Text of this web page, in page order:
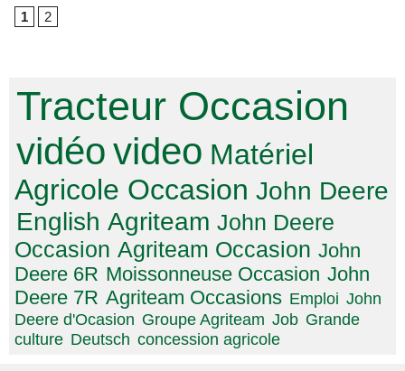
1
2
Tracteur Occasion
vidéovideo Matériel
Agricole Occasion John Deere
English Agriteam John Deere
Occasion Agriteam Occasion John
Deere 6R Moissonneuse Occasion John
Deere 7R Agriteam Occasions Emploi John
Deere d'Ocasion Groupe Agriteam Job Grande
culture Deutsch concession agricole